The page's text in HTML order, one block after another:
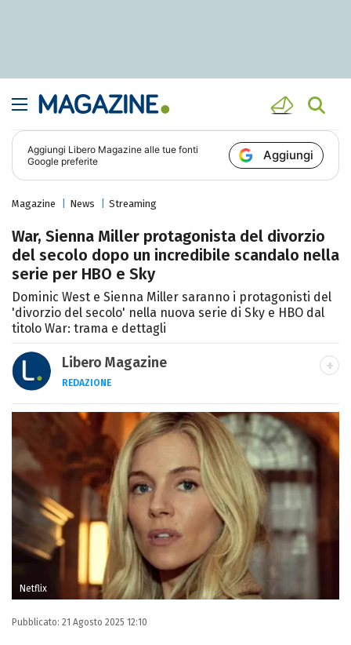
Aggiungi Libero Magazine alle tue fonti
Google preferite
Aggiungi
Magazine News Streaming
War, Sienna Miller protagonista del divorzio
del secolo dopo un incredibile scandalo nella
serie per HBO e Sky
Dominic West e Sienna Miller saranno i protagonisti del
'divorzio del secolo' nella nuova serie di Sky e HBO dal
titolo War: trama e dettagli
Libero Magazine
REDAZIONE
E-MAIL
INSTAGRAM FACEBOOK
Libero Magazine è il canale del portale
Libero.it dedicato al mondo della
televisione, dello spettacolo e del gossip.
Netflix
Pubblicato: 21 Agosto 2025 12:10